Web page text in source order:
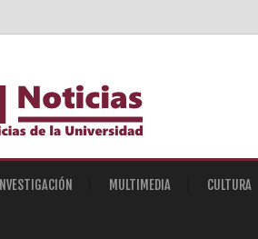
INVESTIGACIÓN MULTIMEDIA CULTURA